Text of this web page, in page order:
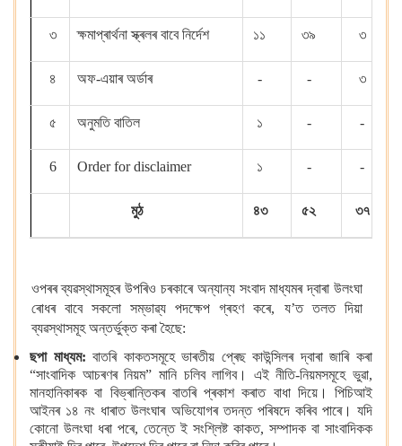
৩ ক্ষমাপ্ৰাৰ্থনা স্ক্ৰলৰ বাবে নিৰ্দেশ ১১ ৩৯ ৩
৪ অফ-এয়াৰ অৰ্ডাৰ - - ৩
৫ অনুমতি বাতিল ১ - -
6 Order for disclaimer ১ - -
মুঠ ৪৩ ৫২ ৩৭
ওপৰৰ ব্যৱস্থাসমূহৰ উপৰিও চৰকাৰে অন্যান্য সংবাদ মাধ্যমৰ দ্বাৰা উলংঘা
ৰোধৰ বাবে সকলো সম্ভাৱ্য পদক্ষেপ গ্ৰহণ কৰে, য’ত তলত দিয়া
ব্যৱস্থাসমূহ অন্তৰ্ভুক্ত কৰা হৈছে:
ছপা মাধ্যম: বাতৰি কাকতসমূহে ভাৰতীয় প্ৰেছ কাউন্সিলৰ দ্বাৰা জাৰি কৰা
“সাংবাদিক আচৰণৰ নিয়ম” মানি চলিব লাগিব। এই নীতি-নিয়মসমূহে ভুৱা,
মানহানিকাৰক বা বিভ্ৰান্তিকৰ বাতৰি প্ৰকাশ কৰাত বাধা দিয়ে। পিচিআই
আইনৰ ১৪ নং ধাৰাত উলংঘাৰ অভিযোগৰ তদন্ত পৰিষদে কৰিব পাৰে। যদি
কোনো উলংঘা ধৰা পৰে, তেন্তে ই সংশ্লিষ্ট কাকত, সম্পাদক বা সাংবাদিকক